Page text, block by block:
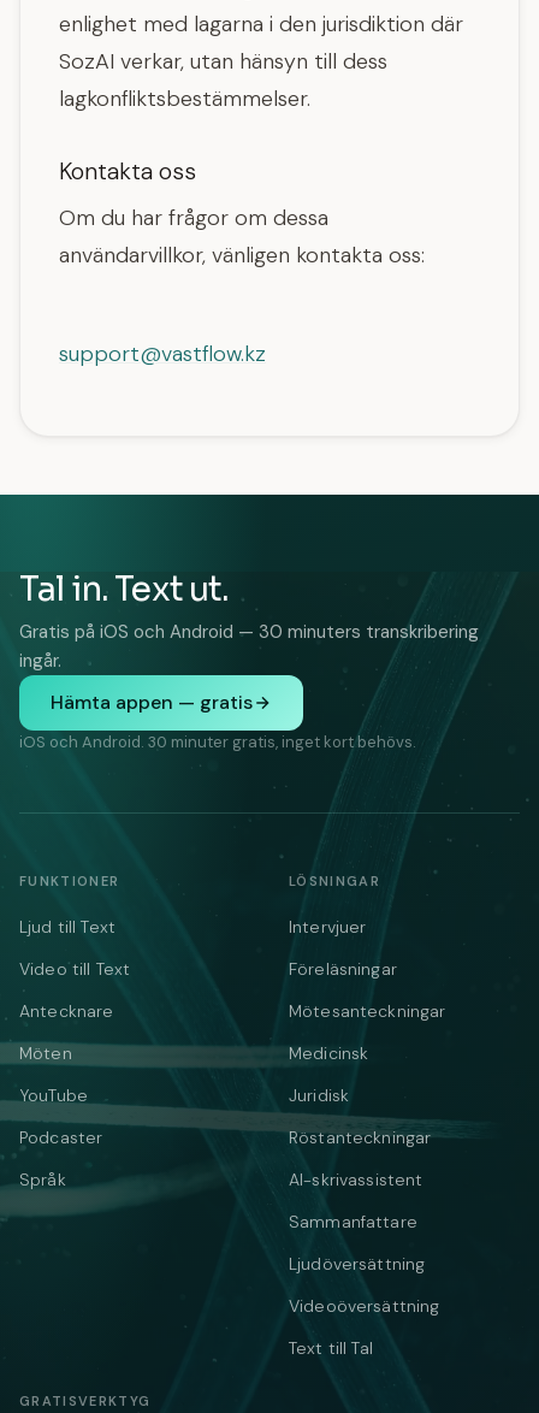
enlighet med lagarna i den jurisdiktion där
SozAI verkar, utan hänsyn till dess
lagkonfliktsbestämmelser.
Kontakta oss
Om du har frågor om dessa
användarvillkor, vänligen kontakta oss:
support@vastflow.kz
Tal in. Text ut.
Gratis på iOS och Android — 30 minuters transkribering
ingår.
Hämta appen — gratis
iOS och Android. 30 minuter gratis, inget kort behövs.
FUNKTIONER
Ljud till Text
Video till Text
Antecknare
Möten
YouTube
Podcaster
Språk
LÖSNINGAR
Intervjuer
Föreläsningar
Mötesanteckningar
Medicinsk
Juridisk
Röstanteckningar
AI-skrivassistent
Sammanfattare
Ljudöversättning
Videoöversättning
Text till Tal
GRATISVERKTYG